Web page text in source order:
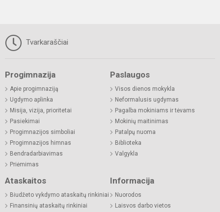
Tvarkaraščiai
Progimnazija
Apie progimnaziją
Ugdymo aplinka
Misija, vizija, prioritetai
Pasiekimai
Progimnazijos simboliai
Progimnazijos himnas
Bendradarbiavimas
Priėmimas
Paslaugos
Visos dienos mokykla
Neformalusis ugdymas
Pagalba mokiniams ir tėvams
Mokinių maitinimas
Patalpų nuoma
Biblioteka
Valgykla
Ataskaitos
Biudžeto vykdymo ataskaitų rinkiniai
Finansinių ataskaitų rinkiniai
Informacija
Nuorodos
Laisvos darbo vietos